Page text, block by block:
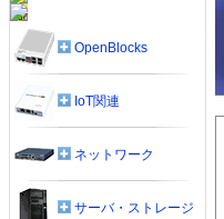
OpenBlocks
IoT関連
ネットワーク
サーバ・ストレージ